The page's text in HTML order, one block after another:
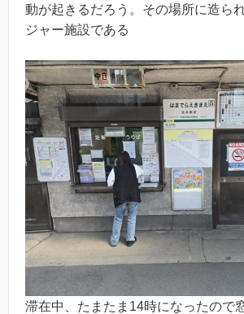
動が起きるだろう。その場所に造ら
ジャー施設である
滞在中、たまたま14時になったので